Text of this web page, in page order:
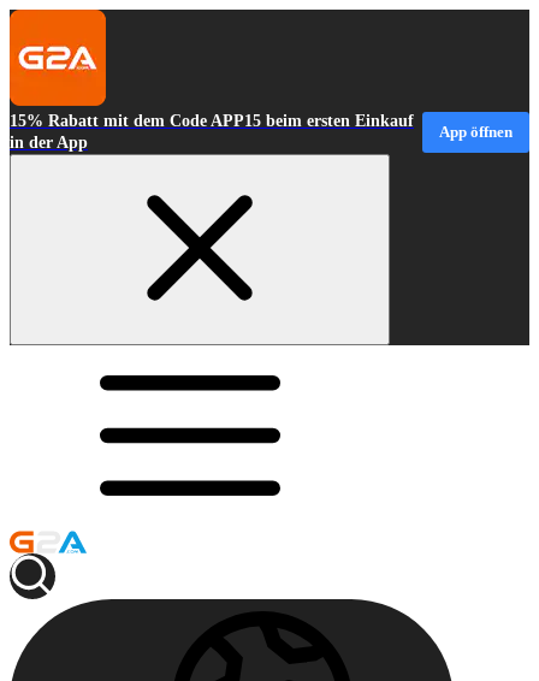
15% Rabatt mit dem Code APP15 beim ersten Einkauf
in der App
App öffnen